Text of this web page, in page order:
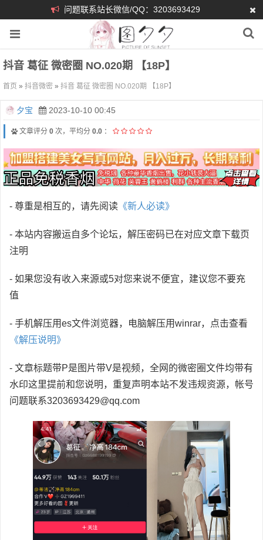
问题联系站长微信/QQ：3203693429
抖音 葛征 微密圈 NO.020期 【18P】
首页 » 抖音微密 » 抖音 葛征 微密圈 NO.020期 【18P】
夕宝 2023-10-10 00:45
文章评分 0 次，平均分 0.0 ：
- 尊重是相互的，请先阅读 《新人必读》
- 本站内容搬运自多个论坛，解压密码已在对应文章下载页
注明
- 如果您没有收入来源或5对您来说不便宜，建议您不要充
值
- 手机解压用es文件浏览器，电脑解压用winrar，点击查看
《解压说明》
- 文章标题带P是图片带V是视频，全网的微密圈文件均带有
水印这里提前和您说明，重复声明本站不发违规资源，帐号
问题联系3203693429@qq.com